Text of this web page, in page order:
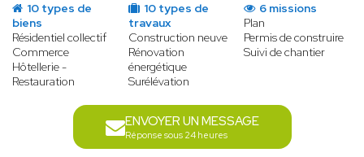
10 types de
biens
Résidentiel collectif
Commerce
Hôtellerie -
Restauration
10 types de
travaux
Construction neuve
Rénovation
énergétique
Surélévation
6 missions
Plan
Permis de construire
Suivi de chantier
ENVOYER UN MESSAGE
Réponse sous 24 heures